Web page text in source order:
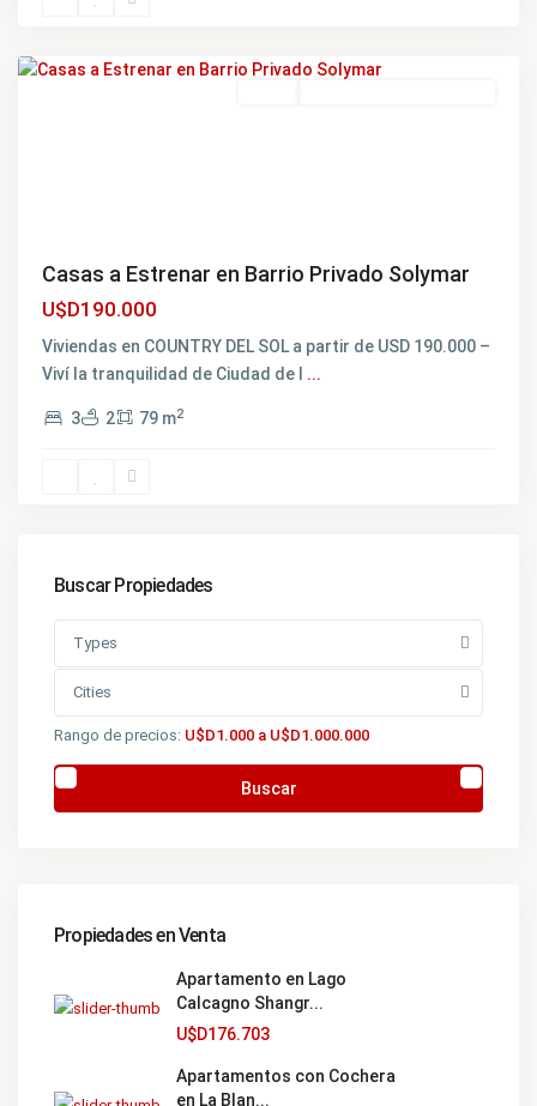
Casas a Estrenar en Barrio Privado Solymar
U$D190.000
Viviendas en COUNTRY DEL SOL a partir de USD 190.000 –
Viví la tranquilidad de Ciudad de l ...
3 2 79 m2
Buscar Propiedades
Types
Cities
Rango de precios: U$D1.000 a U$D1.000.000
Buscar
Propiedades en Venta
Apartamento en Lago
Calcagno Shangr...
U$D176.703
Apartamentos con Cochera
en La Blan...